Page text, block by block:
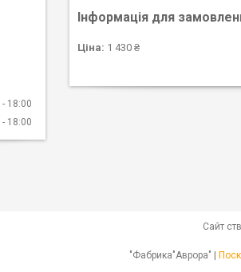
Інформація для
Ціна: 1 430 ₴
18:00
18:00
Сайт